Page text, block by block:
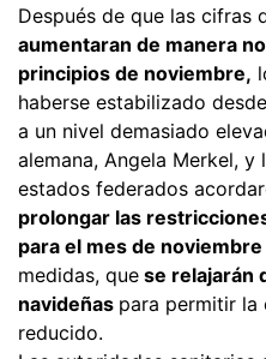
Después de que las cifras
aumentaran de manera
principios de noviembre,
haberse estabilizado
a un nivel demasiado
alemana, Angela Merkel,
estados federados
prolongar las
para el mes de noviembre
medidas, que se relajarán
navideñas para permitir la
reducido.